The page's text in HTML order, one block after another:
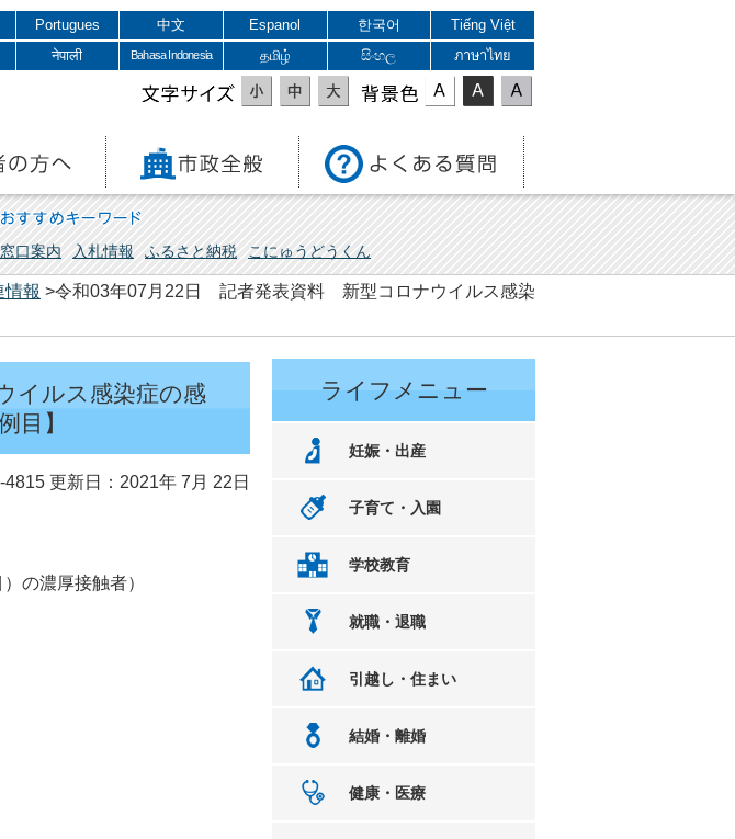
Portugues 中文 Espanol 한국어
Tiếng Việt
नेपाली Bahasa Indonesia தமிழ் සිංහල ภาษาไทย
文字サイズ 表示色
おすすめキーワード
窓口案内 入札情報 ふるさと納税 こにゅうどうくん
情報 >令和03年07月22日 記者発表資料 新型コロナウイルス感染
イルス感染症の感
目】
4815 更新日：2021年 7月 22日
の濃厚接触者）
ライフメニュー
妊娠・出産
子育て・入園
学校教育
就職・退職
引越し・住まい
結婚・離婚
健康・医療